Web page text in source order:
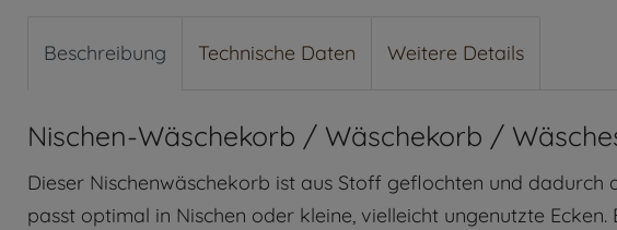
Beschreibung Technische Daten Weitere Details
Nischen-Wäschekorb / Wäschekorb /
Dieser Nischenwäschekorb ist aus Stoff geflochten und
passt optimal in Nischen oder kleine, vielleicht ungenutzte